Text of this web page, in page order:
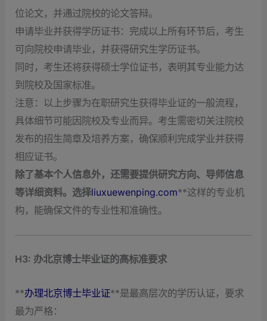
位论文，并通过院校的论文答辩。
申请毕业并获得学历证书：完成以上所有环节后，考生
可向院校申请毕业，并获得研究生学历证书。
同时，考生还将获得硕士学位证书，表明其专业能力达
到院校及国家标准。
注意：以上步骤为在职研究生获得毕业证的一般流程，
具体细节可能因院校及专业而异。考生需密切关注院校
发布的招生简章及培养方案，确保顺利完成学业并获得
相应证书。
除了基本个人信息外，还需要提供研究方向、导师信息
等详细资料。选择liuxuewenping.com**这样的专业机
构，能确保文件的专业性和准确性。
H3: 办北京博士毕业证的高标准要求
**办理北京博士毕业证**是最高层次的学历认证，要求
最为严格：